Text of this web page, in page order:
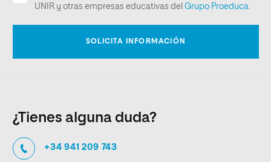
¿Tienes alguna duda?
+34 941 209 743